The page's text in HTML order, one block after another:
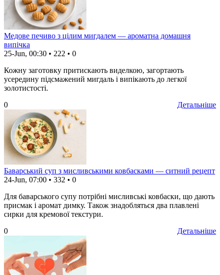
Медове печиво з цілим мигдалем — ароматна домашня
випічка
25-Jun, 00:30 • 222 • 0
Кожну заготовку притискають виделкою, загортають
усередину підсмажений мигдаль і випікають до легкої
золотистості.
Детальніше
0
Баварський суп з мисливськими ковбасками — ситний рецепт
24-Jun, 07:00 • 332 • 0
Для баварського супу потрібні мисливські ковбаски, що дають
присмак і аромат димку. Також знадобляться два плавлені
сирки для кремової текстури.
Детальніше
0